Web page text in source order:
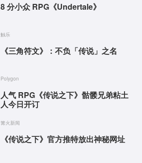
8 分小众 RPG《Undertale》
触乐
《三角符文》：不负「传说」之名
Polygon
人气 RPG《传说之下》骷髅兄弟粘土
人今日开订
篝火新闻
《传说之下》官方推特放出神秘网址